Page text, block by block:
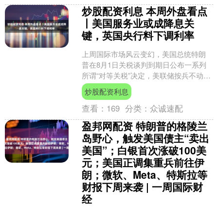
炒股配资利息 本周外盘看点
丨美国服务业或成降息关
键，英国央行料下调利率
上周国际市场风云变幻，美国总统特朗
普在8月1日关税谈判到期日公布一系列
所谓“对等关税”决定，美联储按兵不动。
美股尾盘跳水，道指周跌2.92%，纳指周
跌2.17....
炒股配资利息
查看： 169 分类：众诚速配
盈邦网配资 特朗普的格陵兰
岛野心，触发美国债主“卖出
美国”；白银首次涨破100美
元；美国正调集重兵前往伊
朗；微软、Meta、特斯拉等
财报下周来袭 | 一周国际财
经